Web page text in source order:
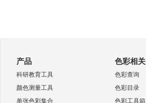
产品
科研教育工具
颜色测量工具
单张色彩集合
色彩相关
色彩查询
色彩目录
色彩工具箱